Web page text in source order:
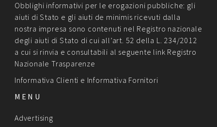
Obblighi informativi per le erogazioni pubbliche: gli
aiuti di Stato e gli aiuti de minimis ricevuti dalla
nostra impresa sono contenuti nel Registro nazionale
degli aiuti di Stato di cui all’art. 52 della L. 234/2012
a cui si rinvia e consultabili al seguente link Registro
Nazionale Trasparenze
Informativa Clienti e Informativa Fornitori
MENU
Advertising